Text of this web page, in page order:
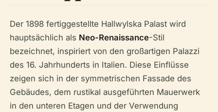
Der 1898 fertiggestellte Hallwylska Palast wird
hauptsächlich als Neo-Renaissance-Stil
bezeichnet, inspiriert von den großartigen Palazzi
des 16. Jahrhunderts in Italien. Diese Einflüsse
zeigen sich in der symmetrischen Fassade des
Gebäudes, dem rustikal ausgeführten Mauerwerk
in den unteren Etagen und der Verwendung